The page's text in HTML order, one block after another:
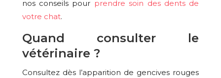
nos conseils pour prendre soin des dents de
votre chat.
Quand consulter le
vétérinaire ?
Consultez dès l’apparition de gencives rouges